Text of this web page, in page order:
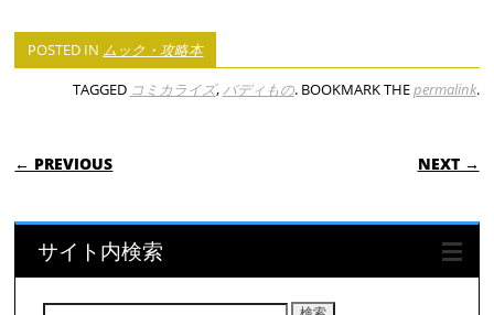
POSTED IN ムック・攻略本
TAGGED コミカライズ,バディもの. BOOKMARK THEpermalink.
POST NAVIGATION
← PREVIOUS NEXT →
サイト内検索